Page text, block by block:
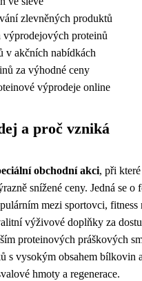
zlevněných produktů
výprodejových proteinů
v akčních nabídkách
za výhodné ceny
výprodeje online
a proč vzniká
obchodní akci, při
snížené ceny. Jedná se o
mezi sportovci, fitness
výživové doplňky za
proteinových práškových
s vysokým obsahem bílkovin
hmoty a regenerace.